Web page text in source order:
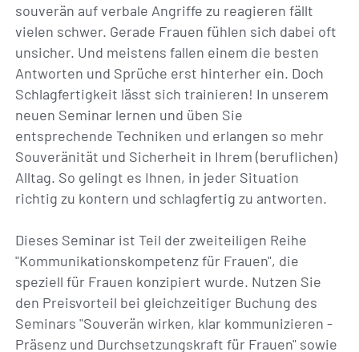
souverän auf verbale Angriffe zu reagieren fällt
vielen schwer. Gerade Frauen fühlen sich dabei oft
unsicher. Und meistens fallen einem die besten
Antworten und Sprüche erst hinterher ein. Doch
Schlagfertigkeit lässt sich trainieren! In unserem
neuen Seminar lernen und üben Sie
entsprechende Techniken und erlangen so mehr
Souveränität und Sicherheit in Ihrem (beruflichen)
Alltag. So gelingt es Ihnen, in jeder Situation
richtig zu kontern und schlagfertig zu antworten.
Dieses Seminar ist Teil der zweiteiligen Reihe
"Kommunikationskompetenz für Frauen", die
speziell für Frauen konzipiert wurde. Nutzen Sie
den Preisvorteil bei gleichzeitiger Buchung des
Seminars "Souverän wirken, klar kommunizieren -
Präsenz und Durchsetzungskraft für Frauen" sowie